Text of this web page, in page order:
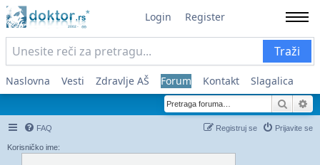
Login Register
Traži
Naslovna Vesti Zdravlje AŠ Forum Kontakt Slagalica
FAQ Prijavite se
Registruj se
Korisničko ime: